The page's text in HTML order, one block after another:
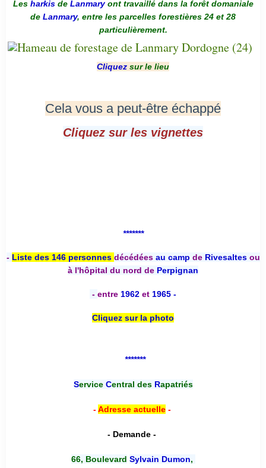
Les harkis de Lanmaryont travaillé dans la forêt domaniale
de Lanmary, entre les parcelles forestières 24 et 28
particulièrement.
Cliquez sur le lieu
Cela vous a peut-être échappé
Cliquez sur les vignettes
*******
- Liste des 146 personnes décédées au camp deRivesaltesou
à l'hôpital du nord de Perpignan
- entre 1962 et 1965 -
Cliquez sur la photo
*******
Service Central desRapatriés
-Adresse actuelle-
- Demande -
66, Boulevard Sylvain Dumon,